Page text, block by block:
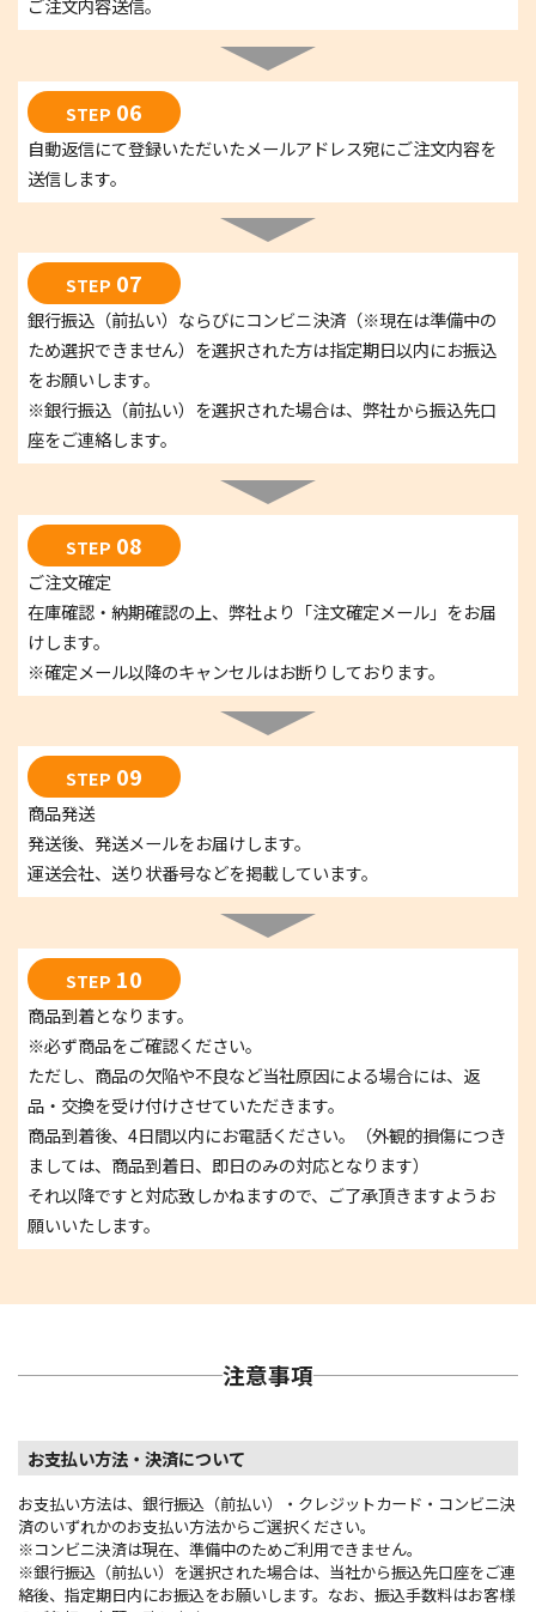
ご注文内容送信。
STEP 06
自動返信にて登録いただいたメールアドレス宛にご注文内容を
送信します。
STEP 07
銀行振込（前払い）ならびにコンビニ決済（※現在は準備中の
ため選択できません）を選択された方は指定期日以内にお振込
をお願いします。
※銀行振込（前払い）を選択された場合は、弊社から振込先口
座をご連絡します。
STEP 08
ご注文確定
在庫確認・納期確認の上、弊社より「注文確定メール」をお届
けします。
※確定メール以降のキャンセルはお断りしております。
STEP 09
商品発送
発送後、発送メールをお届けします。
運送会社、送り状番号などを掲載しています。
STEP 10
商品到着となります。
※必ず商品をご確認ください。
ただし、商品の欠陥や不良など当社原因による場合には、返
品・交換を受け付けさせていただきます。
商品到着後、4日間以内にお電話ください。（外観的損傷につき
ましては、商品到着日、即日のみの対応となります）
それ以降ですと対応致しかねますので、ご了承頂きますようお
願いいたします。
注意事項
お支払い方法・決済について
お支払い方法は、銀行振込（前払い）・クレジットカード・コンビニ決
済のいずれかのお支払い方法からご選択ください。
※コンビニ決済は現在、準備中のためご利用できません。
※銀行振込（前払い）を選択された場合は、当社から振込先口座をご連
絡後、指定期日内にお振込をお願いします。なお、振込手数料はお客様